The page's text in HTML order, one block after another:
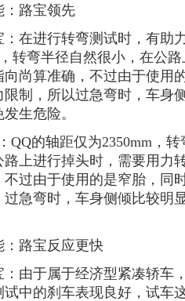
路宝领先
进行转弯测试时，有助
转弯半径自然很小，在公
向尚算准确，不过由于使用
限制，所以过急弯时，车身
生危险。
的轴距仅为2350mm，转
路上进行掉头时，需要用力
不过由于使用的是窄胎，同
过急弯时，车身侧倾比较明
路宝反应更快
于属于经济型紧凑轿车
试中的刹车表现良好，试车